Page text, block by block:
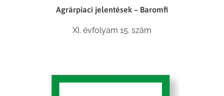
Agrárpiaci jelentések – Baromfi
XI. évfolyam 15. szám